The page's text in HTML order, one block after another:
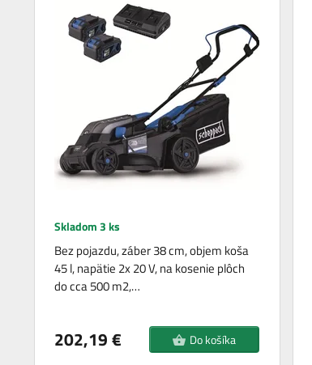
Skladom 3 ks
Bez pojazdu, záber 38 cm, objem koša
45 l, napätie 2x 20 V, na kosenie plôch
do cca 500 m2,…
202,19 € Do košíka